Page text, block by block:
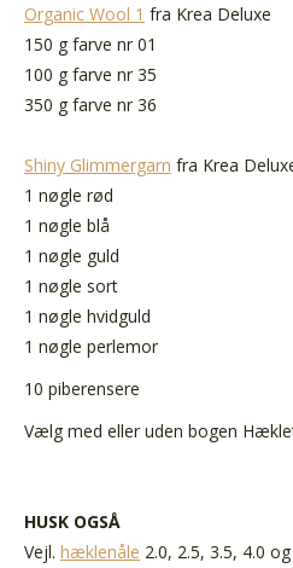
Organic Wool 1 fra Krea Deluxe
150 g farve nr 01
100 g farve nr 35
350 g farve nr 36
Shiny Glimmergarn fra Krea
1 nøgle rød
1 nøgle blå
1 nøgle guld
1 nøgle sort
1 nøgle hvidguld
1 nøgle perlemor
10 piberensere
Vælg med eller uden bogen
HUSK OGSÅ
Vejl. hæklenåle 2.0, 2.5, 3.5, 4.0